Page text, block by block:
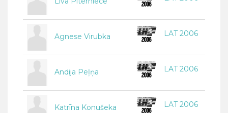
Agnese Virubka LAT 2006
Andija Peļņa LAT 2006
Katrīna Konušeka LAT 2006